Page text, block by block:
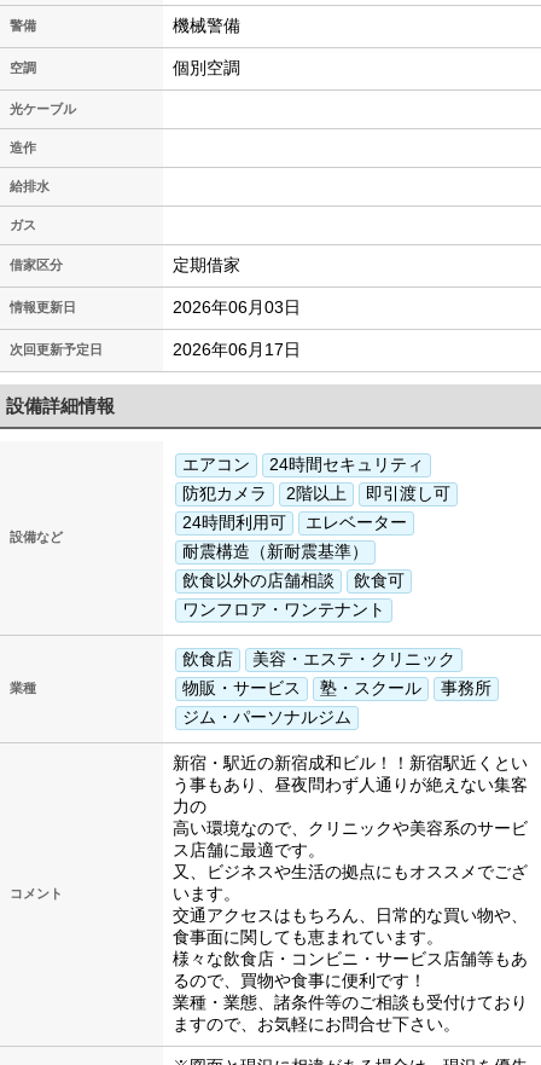
警備 機械警備
空調 個別空調
光ケーブル
造作
給排水
ガス
借家区分 定期借家
情報更新日 2026年06月03日
次回更新予定日 2026年06月17日
設備詳細情報
設備など
エアコン
24時間セキュリティ
防犯カメラ
2階以上
即引渡し可
24時間利用可
エレベーター
耐震構造（新耐震基準）
飲食以外の店舗相談
飲食可
ワンフロア・ワンテナント
業種
飲食店
美容・エステ・クリニック
物販・サービス
塾・スクール
事務所
ジム・パーソナルジム
コメント
新宿・駅近の新宿成和ビル！！新宿駅近くとい
う事もあり、昼夜問わず人通りが絶えない集客
力の
高い環境なので、クリニックや美容系のサービ
ス店舗に最適です。
又、ビジネスや生活の拠点にもオススメでござ
います。
交通アクセスはもちろん、日常的な買い物や、
食事面に関しても恵まれています。
様々な飲食店・コンビニ・サービス店舗等もあ
るので、買物や食事に便利です！
業種・業態、諸条件等のご相談も受付けており
ますので、お気軽にお問合せ下さい。